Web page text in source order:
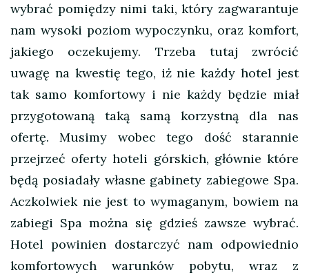
wybrać pomiędzy nimi taki, który zagwarantuje
nam wysoki poziom wypoczynku, oraz komfort,
jakiego oczekujemy. Trzeba tutaj zwrócić
uwagę na kwestię tego, iż nie każdy hotel jest
tak samo komfortowy i nie każdy będzie miał
przygotowaną taką samą korzystną dla nas
ofertę. Musimy wobec tego dość starannie
przejrzeć oferty hoteli górskich, głównie które
będą posiadały własne gabinety zabiegowe Spa.
Aczkolwiek nie jest to wymaganym, bowiem na
zabiegi Spa można się gdzieś zawsze wybrać.
Hotel powinien dostarczyć nam odpowiednio
komfortowych warunków pobytu, wraz z